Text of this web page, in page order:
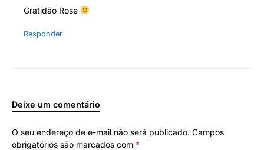
Gratidão Rose
Responder
Deixe um comentário
O seu endereço de e-mail não será publicado. Campos
obrigatórios são marcados com *